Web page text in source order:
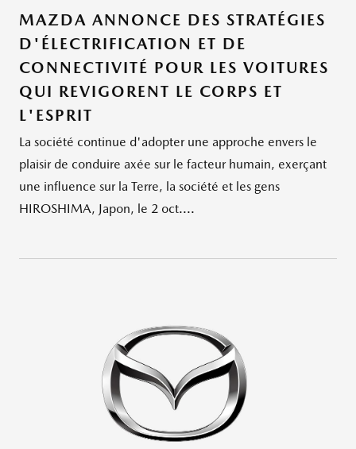
MAZDA ANNONCE DES STRATÉGIES
D'ÉLECTRIFICATION ET DE
CONNECTIVITÉ POUR LES VOITURES
QUI REVIGORENT LE CORPS ET
L'ESPRIT
La société continue d'adopter une approche envers le
plaisir de conduire axée sur le facteur humain, exerçant
une influence sur la Terre, la société et les gens
HIROSHIMA, Japon, le 2 oct....